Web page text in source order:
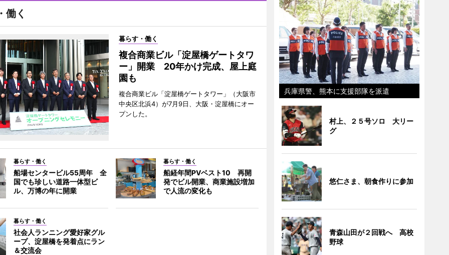
働く
暮らす・働く
複合商業ビル「淀屋橋ゲートタワ
ー」開業 20年かけ完成、屋上庭
園も
複合商業ビル「淀屋橋ゲートタワー」（大阪市
中央区北浜4）が7月9日、大阪・淀屋橋にオー
プンした。
暮らす・働く
船場センタービル55周年 全
国でも珍しい道路一体型ビ
ル、万博の年に開業
暮らす・働く
船経年間PVベスト10 再開
発でビル開業、商業施設増加
で人流の変化も
暮らす・働く
社会人ランニング愛好家グル
ープ、淀屋橋を発着点にラン
＆交流会
兵庫県警、熊本に支援部隊を派遣
村上、２５号ソロ 大リー
グ
悠仁さま、朝食作りに参加
青森山田が２回戦へ 高校
野球